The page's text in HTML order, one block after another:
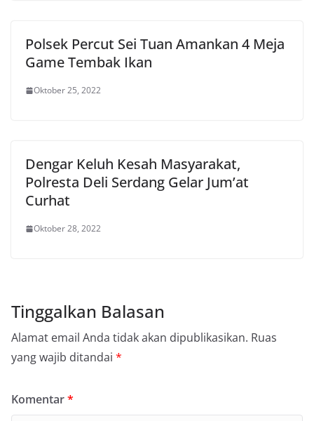
Polsek Percut Sei Tuan Amankan 4 Meja
Game Tembak Ikan
Oktober 25, 2022
Dengar Keluh Kesah Masyarakat,
Polresta Deli Serdang Gelar Jum’at
Curhat
Oktober 28, 2022
Tinggalkan Balasan
Alamat email Anda tidak akan dipublikasikan. Ruas
yang wajib ditandai *
Komentar*